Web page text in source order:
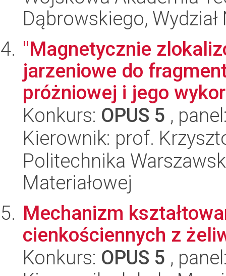
Dąbrowskiego,
"Magnetycznie
jarzeniowe do
próżniowej i jego
Konkurs: OPUS 5 ,
Kierownik: prof.
Politechnika
Materiałowej
Mechanizm
cienkościennych z
Konkurs: OPUS 5 ,